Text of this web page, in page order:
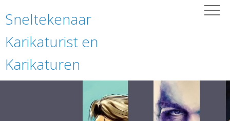
Sneltekenaar
Karikaturist en
Karikaturen